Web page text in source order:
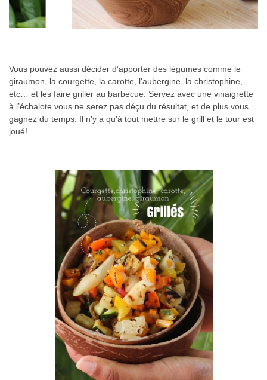
Vous pouvez aussi décider d’apporter des légumes comme le
giraumon, la courgette, la carotte, l’aubergine, la christophine,
etc… et les faire griller au barbecue. Servez avec une vinaigrette
à l’échalote vous ne serez pas déçu du résultat, et de plus vous
gagnez du temps. Il n’y a qu’à tout mettre sur le grill et le tour est
joué!